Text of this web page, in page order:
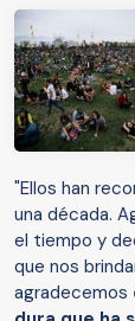
"Ellos han
una década.
el tiempo y
que nos
agradecemos